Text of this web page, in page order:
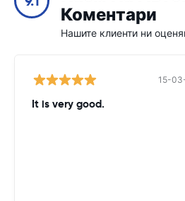
Коментари
Нашите клиенти ни
15-
It is very good.